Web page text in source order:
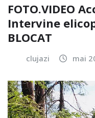
FOTO.VIDEO
Intervine
BLOCAT
clujazi mai